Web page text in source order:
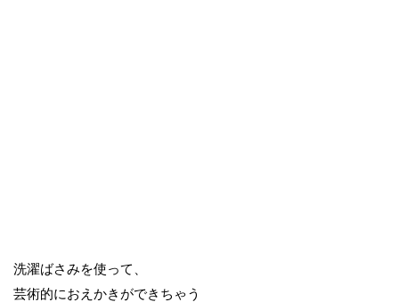
洗濯ばさみを使って、
芸術的におえかきができちゃう